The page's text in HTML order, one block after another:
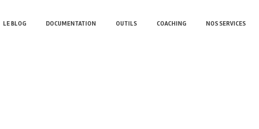
LE BLOG DOCUMENTATION OUTILS COACHING NOS SERVICES